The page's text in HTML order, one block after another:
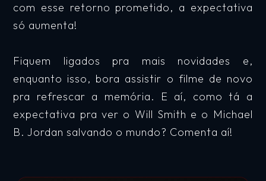
com esse retorno prometido, a expectativa
só aumenta!
Fiquem ligados pra mais novidades e,
enquanto isso, bora assistir o filme de novo
pra refrescar a memória. E aí, como tá a
expectativa pra ver o Will Smith e o Michael
B. Jordan salvando o mundo? Comenta aí!